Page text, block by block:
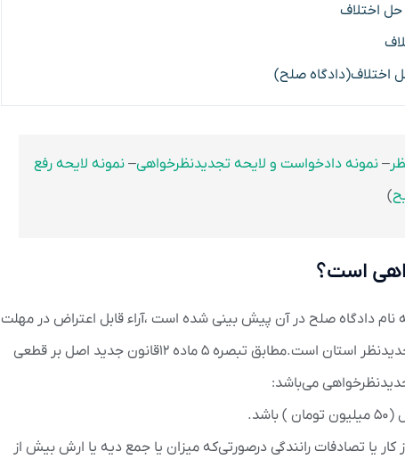
حل اختلاف
اختلاف(دادگاه صلح)
– نمونه دادخواست و لایحه تجدیدنظرخواهی– نمونه لایحه رفع
)
است؟
دادگاه صلح در آن پیش بینی شده است ،آراء قابل اعتراض در مهلت
۲۰ روز از تاریخ ابلاغ قابل تجدیدنظرخواهی در دادگاه تجدیدنظر استان است.مطابق تبصره ۵ ماده ۱۲قانون جدید اصل بر قطعی
می‌باشد:
یا تصادفات رانندگی درصورتی‌که میزان یا جمع دیه یا ارش بیش از